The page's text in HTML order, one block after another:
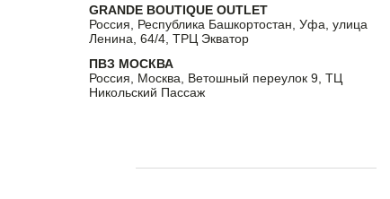
GRANDE BOUTIQUE OUTLET
Россия, Республика Башкортостан, Уфа, улица
Ленина, 64/4, ТРЦ Экватор
ПВЗ МОСКВА
Россия, Москва, Ветошный переулок 9, ТЦ
Никольский Пассаж